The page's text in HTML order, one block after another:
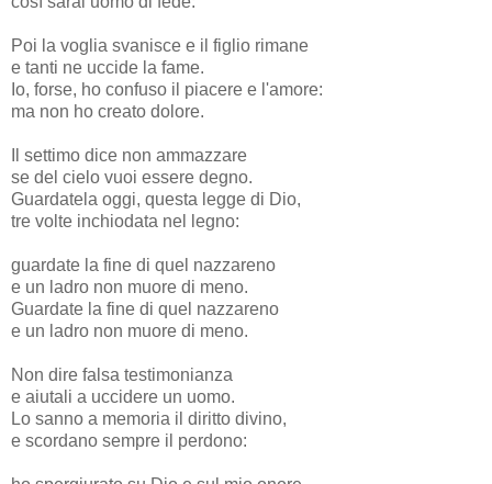
Poi la voglia svanisce e il figlio rimane
e tanti ne uccide la fame.
Io, forse, ho confuso il piacere e l'amore:
ma non ho creato dolore.
Il settimo dice non ammazzare
se del cielo vuoi essere degno.
Guardatela oggi, questa legge di Dio,
tre volte inchiodata nel legno:
guardate la fine di quel nazzareno
e un ladro non muore di meno.
Guardate la fine di quel nazzareno
e un ladro non muore di meno.
Non dire falsa testimonianza
e aiutali a uccidere un uomo.
Lo sanno a memoria il diritto divino,
e scordano sempre il perdono: